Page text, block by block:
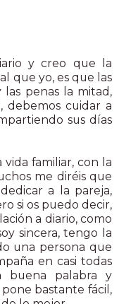
y creo que la
que yo, es que las
penas la mitad,
debemos cuidar a
sus días
familiar, con la
me diréis que
a la pareja,
si os puedo decir,
a diario, como
sincera, tengo la
una persona que
en casi todas
buena palabra y
bastante fácil,